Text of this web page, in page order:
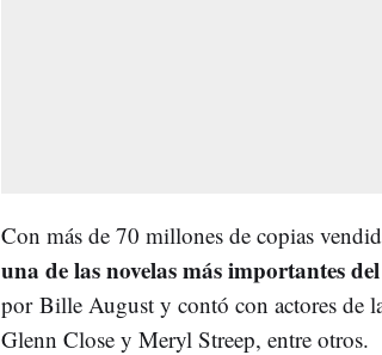
Con más de 70 millones de copias
una de las novelas más importantes
por Bille August y contó con actores de
Glenn Close y Meryl Streep, entre otros.